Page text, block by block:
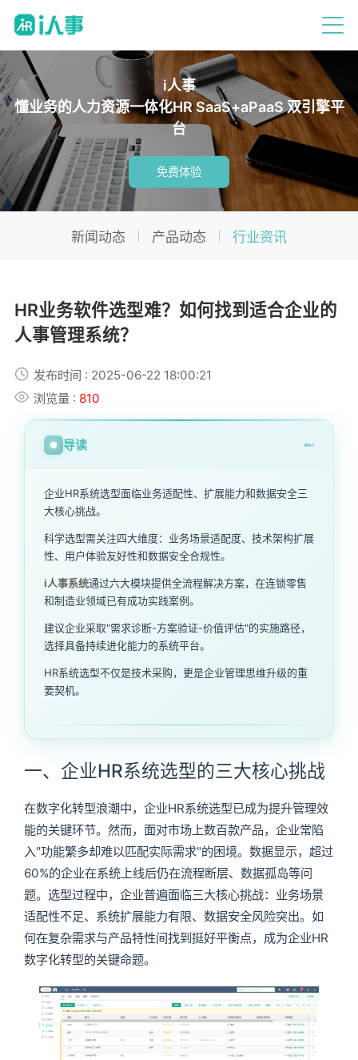
i人事
懂业务的人力资源一体化HR SaaS+aPaaS 双引擎平
台
免费体验
新闻动态 产品动态 行业资讯
HR业务软件选型难？如何找到适合企业的
人事管理系统？
发布时间 : 2025-06-22 18:00:21
浏览量 : 810
导读
企业HR系统选型面临业务适配性、扩展能力和数据安全三
大核心挑战。
科学选型需关注四大维度：业务场景适配度、技术架构扩展
性、用户体验友好性和数据安全合规性。
i人事系统通过六大模块提供全流程解决方案，在连锁零售
和制造业领域已有成功实践案例。
建议企业采取"需求诊断-方案验证-价值评估"的实施路径，
选择具备持续进化能力的系统平台。
HR系统选型不仅是技术采购，更是企业管理思维升级的重
要契机。
一、企业HR系统选型的三大核心挑战
在数字化转型浪潮中，企业HR系统选型已成为提升管理效
能的关键环节。然而，面对市场上数百款产品，企业常陷
入"功能繁多却难以匹配实际需求"的困境。数据显示，超过
60%的企业在系统上线后仍在流程断层、数据孤岛等问
题。选型过程中，企业普遍面临三大核心挑战：业务场景
适配性不足、系统扩展能力有限、数据安全风险突出。如
何在复杂需求与产品特性间找到挺好平衡点，成为企业HR
数字化转型的关键命题。